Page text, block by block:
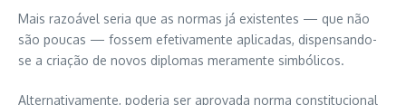
Mais razoável seria que as normas já existentes — que não
são poucas — fossem efetivamente aplicadas, dispensando-
se a criação de novos diplomas meramente simbólicos.
Alternativamente, poderia ser aprovada norma constitucional